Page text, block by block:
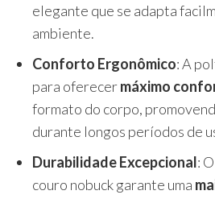
elegante que se adapta
ambiente.
Conforto Ergonômico: A
para oferecermáximo
formato do corpo,
durante longos períodos de
Durabilidade Excepcional:
couro nobuck garante uma